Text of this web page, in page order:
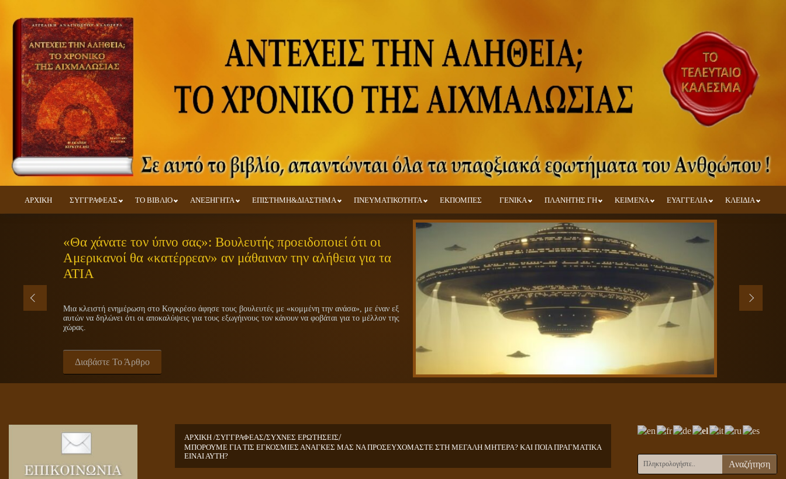
ΑΡΧΙΚΗ ΣΥΓΓΡΑΦΕΑΣ ΤΟ ΒΙΒΛΙΟ ΑΝΕΞΗΓΗΤΑ ΕΠΙΣΤΗΜΗ&ΔΙΑΣΤΗΜΑ ΠΝΕΥΜΑΤΙΚΟΤΗΤΑ ΕΚΠΟΜΠΕΣ ΓΕΝΙΚΑ ΠΛΑΝΗΤΗΣ ΓΗ ΚΕΙΜΕΝΑ ΕΥΑΓΓΕΛΙΑ ΚΛΕΙΔΙΑ
«Θα χάνατε τον ύπνο σας»: Βουλευτής προειδοποιεί ότι οι
Αμερικανοί θα «κατέρρεαν» αν μάθαιναν την αλήθεια για τα
ΑΤΙΑ
Μια κλειστή ενημέρωση στο Κογκρέσο άφησε τους βουλευτές με «κομμένη την ανάσα», με έναν εξ
αυτών να δηλώνει ότι οι αποκαλύψεις για τους εξωγήινους τον κάνουν να φοβάται για το μέλλον της
χώρας.
Διαβάστε Το Άρθρο
ΑΡΧΙΚΗ /ΣΥΓΓΡΑΦΕΑΣ/ΣΥΧΝΕΣ ΕΡΩΤΗΣΕΙΣ/
ΜΠΟΡΟΥΜΕ ΓΙΑ ΤΙΣ ΕΓΚΟΣΜΙΕΣ ΑΝΑΓΚΕΣ ΜΑΣ ΝΑ ΠΡΟΣΕΥΧΟΜΑΣΤΕ ΣΤΗ ΜΕΓΑΛΗ ΜΗΤΕΡΑ? ΚΑΙ ΠΟΙΑ ΠΡΑΓΜΑΤΙΚΑ
ΕΙΝΑΙ ΑΥΤΗ?
Αναζήτηση